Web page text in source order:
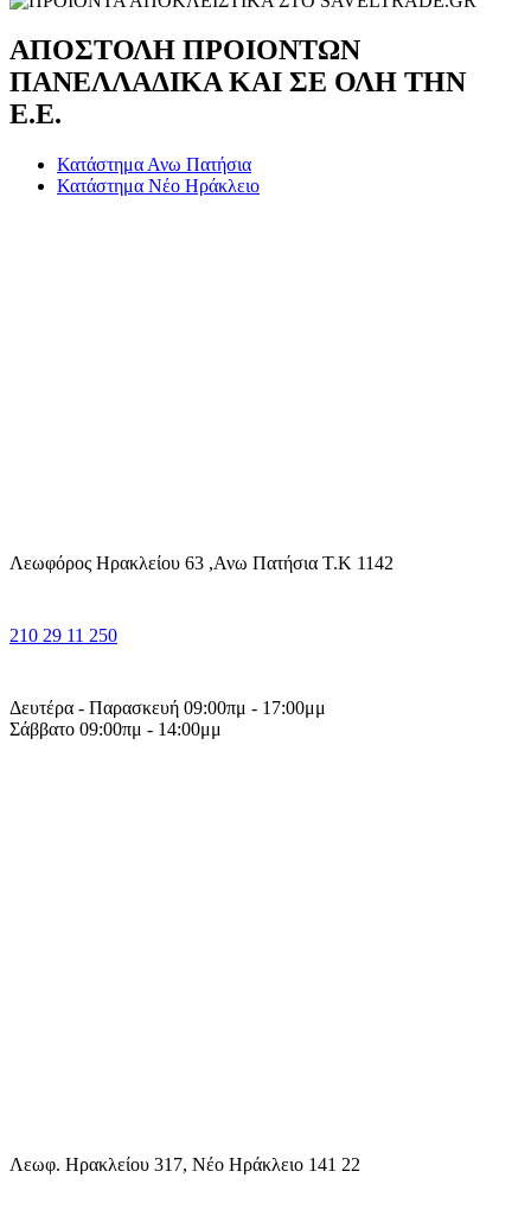
ΑΠΟΣΤΟΛΗ ΠΡΟΙΟΝΤΩΝ
ΠΑΝΕΛΛΑΔΙΚΑ ΚΑΙ ΣΕ ΟΛΗ ΤΗΝ
Ε.Ε.
Κατάστημα Ανω Πατήσια
Κατάστημα Νέο Ηράκλειο
Λεωφόρος Ηρακλείου 63 ,Ανω Πατήσια Τ.Κ 1142
210 29 11 250
Δευτέρα - Παρασκευή 09:00πμ - 17:00μμ
Σάββατο 09:00πμ - 14:00μμ
Λεωφ. Ηρακλείου 317, Νέο Ηράκλειο 141 22